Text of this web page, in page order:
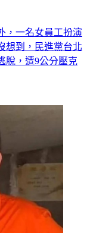
，一名女員工扮演
想到，民進黨台北
脫，遭9公分壓克